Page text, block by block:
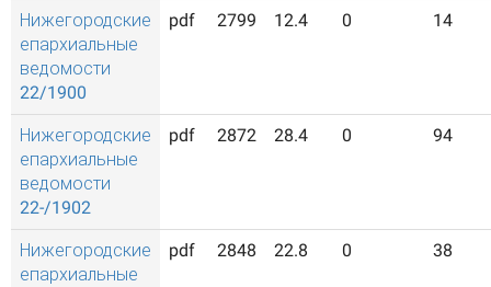
Нижегородские
епархиальные
ведомости
22/1900
pdf 2799 12.4 0 14
Нижегородские
епархиальные
ведомости
22-/1902
pdf 2872 28.4 0 94
Нижегородские
епархиальные
pdf 2848 22.8 0 38